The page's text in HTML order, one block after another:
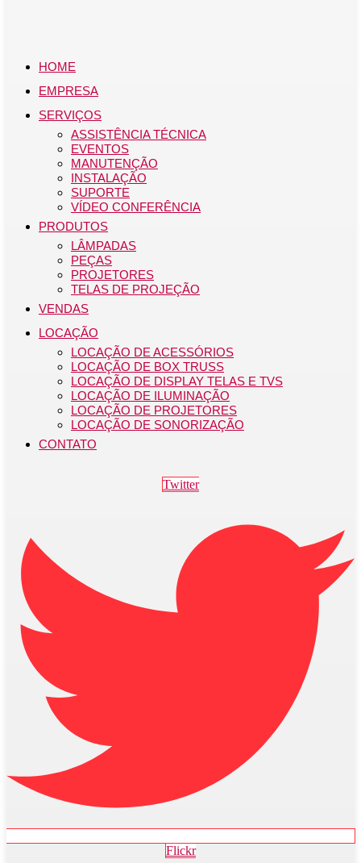
HOME
EMPRESA
SERVIÇOS
ASSISTÊNCIA TÉCNICA
EVENTOS
MANUTENÇÃO
INSTALAÇÃO
SUPORTE
VÍDEO CONFERÊNCIA
PRODUTOS
LÂMPADAS
PEÇAS
PROJETORES
TELAS DE PROJEÇÃO
VENDAS
LOCAÇÃO
LOCAÇÃO DE ACESSÓRIOS
LOCAÇÃO DE BOX TRUSS
LOCAÇÃO DE DISPLAY TELAS E TVS
LOCAÇÃO DE ILUMINAÇÃO
LOCAÇÃO DE PROJETORES
LOCAÇÃO DE SONORIZAÇÃO
CONTATO
Twitter
Flickr